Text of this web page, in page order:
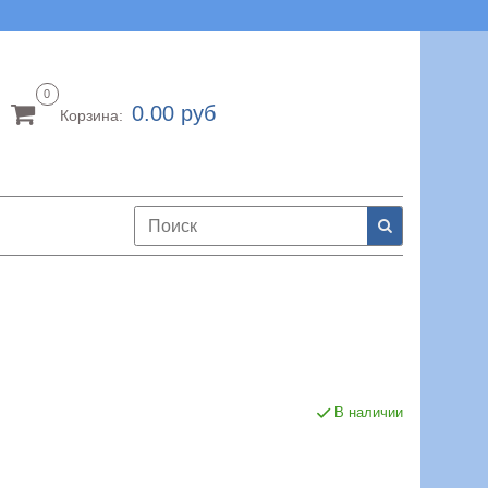
0
Корзина: 0.00 руб
В наличии